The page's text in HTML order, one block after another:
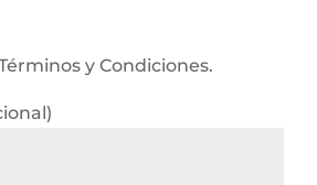
y Condiciones.